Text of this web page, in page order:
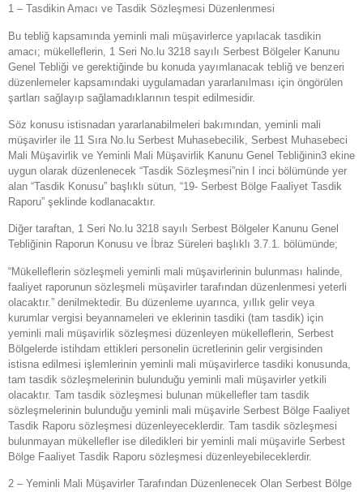
1 – Tasdikin Amacı ve Tasdik Sözleşmesi Düzenlenmesi
Bu tebliğ kapsamında yeminli mali müşavirlerce yapılacak tasdikin
amacı; mükelleflerin, 1 Seri No.lu 3218 sayılı Serbest Bölgeler Kanunu
Genel Tebliği ve gerektiğinde bu konuda yayımlanacak tebliğ ve benzeri
düzenlemeler kapsamındaki uygulamadan yararlanılması için öngörülen
şartları sağlayıp sağlamadıklarının tespit edilmesidir.
Söz konusu istisnadan yararlanabilmeleri bakımından, yeminli mali
müşavirler ile 11 Sıra No.lu Serbest Muhasebecilik, Serbest Muhasebeci
Mali Müşavirlik ve Yeminli Mali Müşavirlik Kanunu Genel Tebliğinin3 ekine
uygun olarak düzenlenecek “Tasdik Sözleşmesi”nin I inci bölümünde yer
alan “Tasdik Konusu” başlıklı sütun, “19- Serbest Bölge Faaliyet Tasdik
Raporu” şeklinde kodlanacaktır.
Diğer taraftan, 1 Seri No.lu 3218 sayılı Serbest Bölgeler Kanunu Genel
Tebliğinin Raporun Konusu ve İbraz Süreleri başlıklı 3.7.1. bölümünde;
“Mükelleflerin sözleşmeli yeminli mali müşavirlerinin bulunması halinde,
faaliyet raporunun sözleşmeli müşavirler tarafından düzenlenmesi yeterli
olacaktır.” denilmektedir. Bu düzenleme uyarınca, yıllık gelir veya
kurumlar vergisi beyannameleri ve eklerinin tasdiki (tam tasdik) için
yeminli mali müşavirlik sözleşmesi düzenleyen mükelleflerin, Serbest
Bölgelerde istihdam ettikleri personelin ücretlerinin gelir vergisinden
istisna edilmesi işlemlerinin yeminli mali müşavirlerce tasdiki konusunda,
tam tasdik sözleşmelerinin bulunduğu yeminli mali müşavirler yetkili
olacaktır. Tam tasdik sözleşmesi bulunan mükellefler tam tasdik
sözleşmelerinin bulunduğu yeminli mali müşavirle Serbest Bölge Faaliyet
Tasdik Raporu sözleşmesi düzenleyeceklerdir. Tam tasdik sözleşmesi
bulunmayan mükellefler ise diledikleri bir yeminli mali müşavirle Serbest
Bölge Faaliyet Tasdik Raporu sözleşmesi düzenleyebileceklerdir.
2 – Yeminli Mali Müşavirler Tarafından Düzenlenecek Olan Serbest Bölge